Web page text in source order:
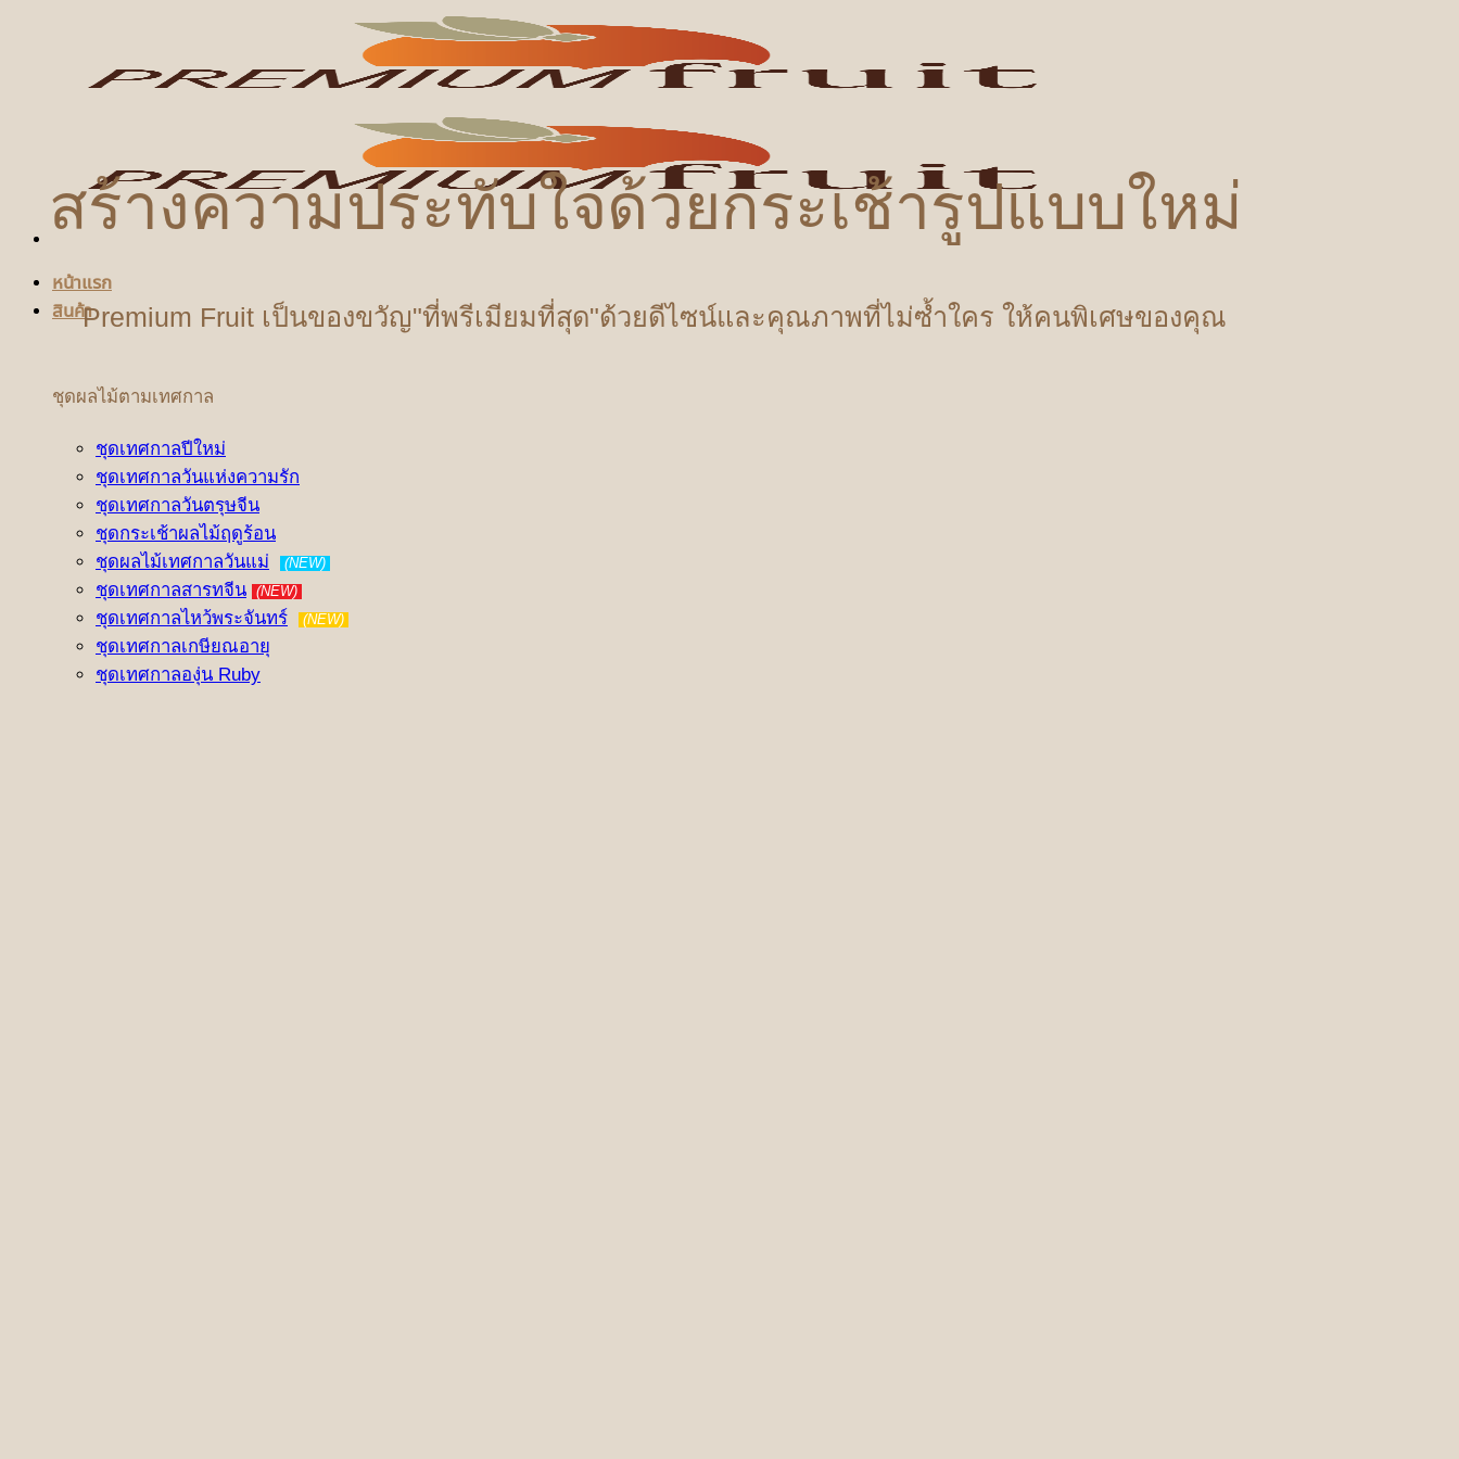
หน้าแรก
สินค้า
ชุดผลไม้ตามเทศกาล
ชุดเทศกาลปีใหม่
ชุดเทศกาลวันแห่งความรัก
ชุดเทศกาลวันตรุษจีน
ชุดกระเช้าผลไม้ฤดูร้อน
ชุดผลไม้เทศกาลวันแม่
(NEW)
ชุดเทศกาลสารทจีน (NEW)
ชุดเทศกาลไหว้พระจันทร์ (NEW)
ชุดเทศกาลเกษียณอายุ
ชุดเทศกาลองุ่น Ruby
สร้างความประทับใจด้วยกระเช้ารูปแบบใหม่
Premium Fruit เป็นของขวัญ"ที่พรีเมียมที่สุด"ด้วยดีไซน์และคุณภาพที่ไม่ซ้ำใคร ให้คนพิเศษของคุณ